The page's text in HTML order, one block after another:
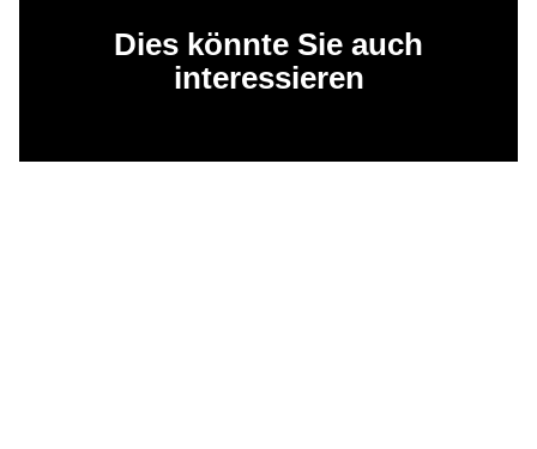
Dies könnte Sie auch
interessieren